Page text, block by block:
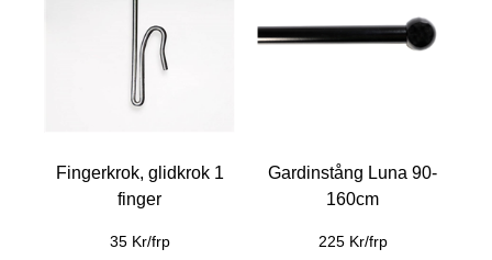
Fingerkrok, glidkrok 1
finger
35 Kr/frp
Gardinstång Luna 90-
160cm
225 Kr/frp